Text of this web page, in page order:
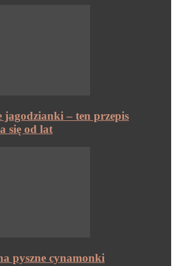
jagodzianki – ten przepis
się od lat
pyszne cynamonki